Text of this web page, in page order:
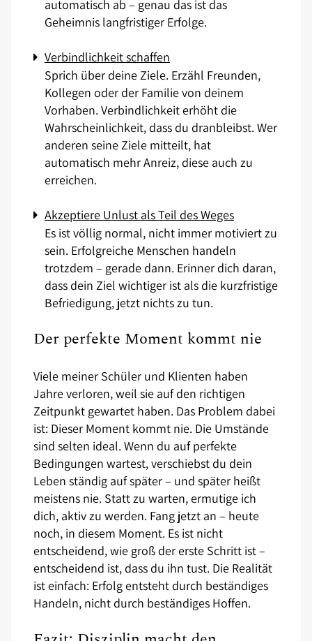
automatisch ab – genau das ist das
Geheimnis langfristiger Erfolge.
Verbindlichkeit schaffen
Sprich über deine Ziele. Erzähl Freunden,
Kollegen oder der Familie von deinem
Vorhaben. Verbindlichkeit erhöht die
Wahrscheinlichkeit, dass du dranbleibst. Wer
anderen seine Ziele mitteilt, hat
automatisch mehr Anreiz, diese auch zu
erreichen.
Akzeptiere Unlust als Teil des Weges
Es ist völlig normal, nicht immer motiviert zu
sein. Erfolgreiche Menschen handeln
trotzdem – gerade dann. Erinner dich daran,
dass dein Ziel wichtiger ist als die kurzfristige
Befriedigung, jetzt nichts zu tun.
Der perfekte Moment kommt nie
Viele meiner Schüler und Klienten haben
Jahre verloren, weil sie auf den richtigen
Zeitpunkt gewartet haben. Das Problem dabei
ist: Dieser Moment kommt nie. Die Umstände
sind selten ideal. Wenn du auf perfekte
Bedingungen wartest, verschiebst du dein
Leben ständig auf später – und später heißt
meistens nie. Statt zu warten, ermutige ich
dich, aktiv zu werden. Fang jetzt an – heute
noch, in diesem Moment. Es ist nicht
entscheidend, wie groß der erste Schritt ist –
entscheidend ist, dass du ihn tust. Die Realität
ist einfach: Erfolg entsteht durch beständiges
Handeln, nicht durch beständiges Hoffen.